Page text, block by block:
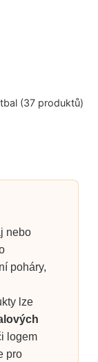
(37 produktů)
nebo
poháry,
lze
logem
pro